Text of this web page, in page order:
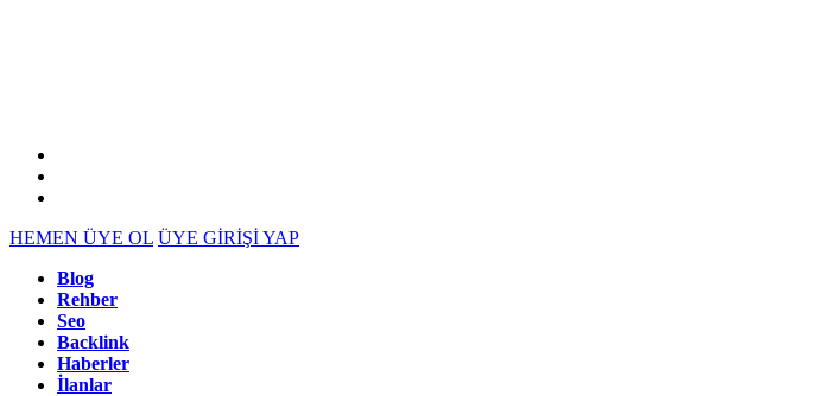
HEMEN ÜYE OL ÜYE GİRİŞİ YAP
Blog
Rehber
Seo
Backlink
Haberler
İlanlar